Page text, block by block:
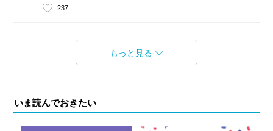
237
もっと見る
いま読んでおきたい